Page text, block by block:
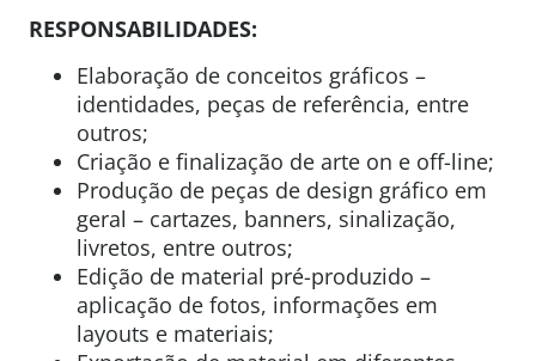
RESPONSABILIDADES:
Elaboração de conceitos gráficos –
identidades, peças de referência, entre
outros;
Criação e finalização de arte on e off-line;
Produção de peças de design gráfico em
geral – cartazes, banners, sinalização,
livretos, entre outros;
Edição de material pré-produzido –
aplicação de fotos, informações em
layouts e materiais;